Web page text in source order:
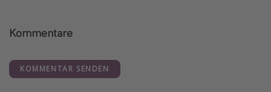
Kommentare
KOMMENTAR SENDEN